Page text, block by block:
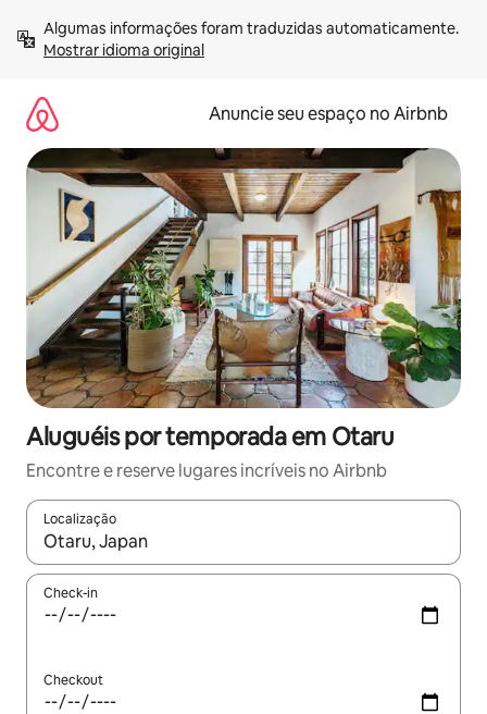
para
Mostrar idioma original
Anuncie seu espaço no Airbnb
Aluguéis por temporada em Otaru
Encontre e reserve lugares incríveis no Airbnb
Localização
Quando os resultados estiverem disponíveis, explore-os
Check-in
Checkout